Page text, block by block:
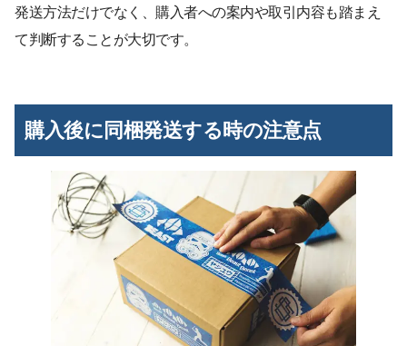
発送方法だけでなく、購入者への案内や取引内容も踏まえ
て判断することが大切です。
購入後に同梱発送する時の注意点